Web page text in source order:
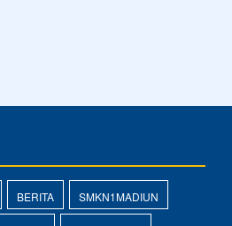
BERITA SMKN1MADIUN